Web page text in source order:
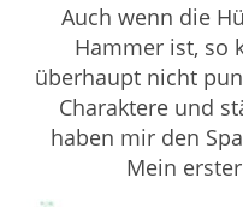
Auch wenn die
Hammer ist, so
überhaupt nicht
Charaktere und
haben mir den
Mein